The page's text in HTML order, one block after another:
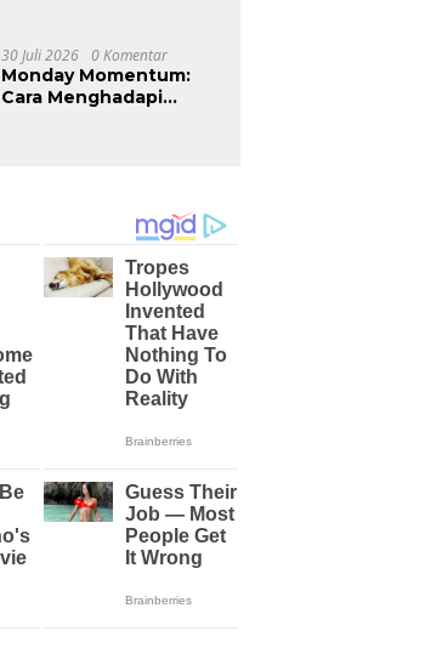
Jadi Skenario Utama
30 Juli 2026 0 Komentar
Monday Momentum:
Cara Menghadapi